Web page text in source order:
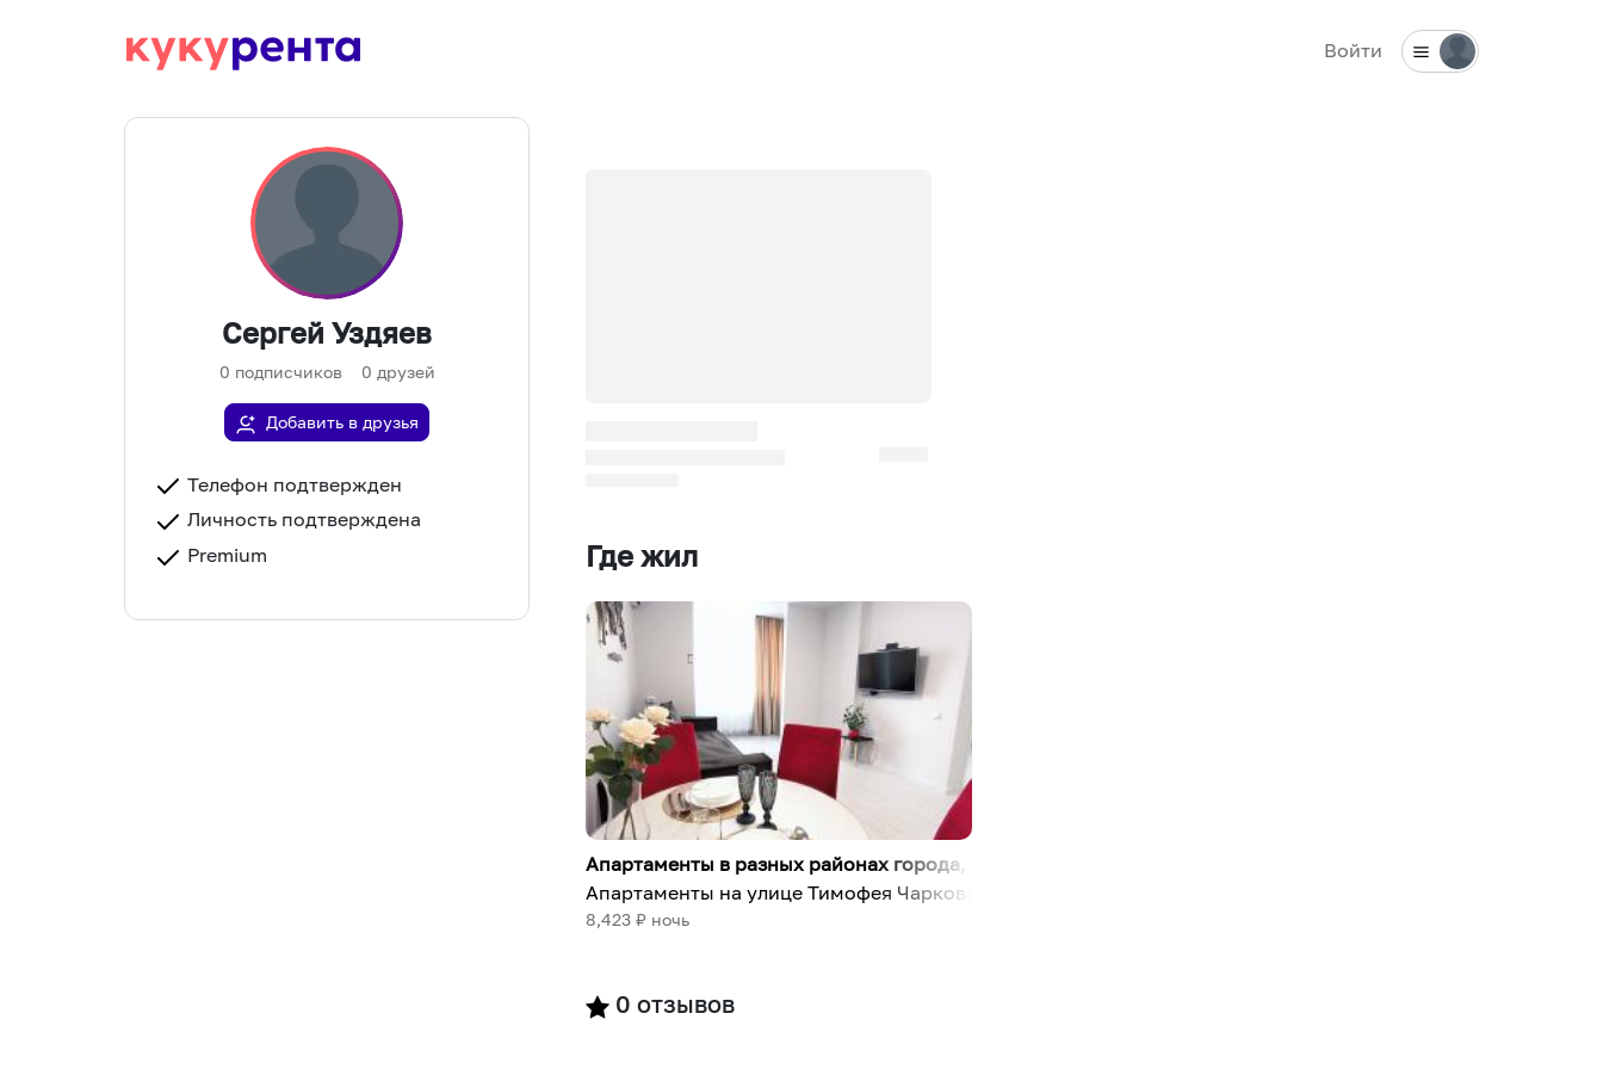
Войти
Сергей Уздяев
0 подписчиков 0 друзей
Добавить в друзья
Телефон подтвержден
Личность подтверждена
Premium
Где жил
Апартаменты в разных районах города,
Апартаменты на улице Тимофея Чаркова 91
8,423₽ ночь
0 отзывов